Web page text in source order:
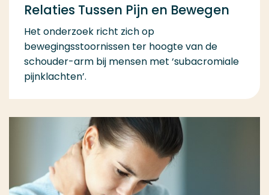
Relaties Tussen Pijn en Bewegen
Het onderzoek richt zich op
bewegingsstoornissen ter hoogte van de
schouder-arm bij mensen met ‘subacromiale
pijnklachten’.